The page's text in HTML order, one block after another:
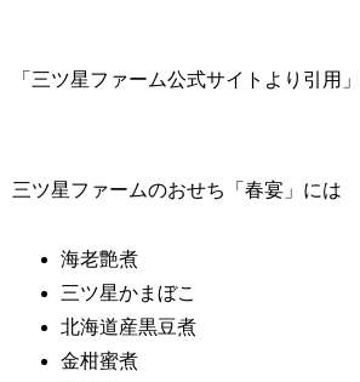
「三ツ星ファーム公式サイトより引用」
三ツ星ファームのおせち「春宴」には
海老艶煮
三ツ星かまぼこ
北海道産黒豆煮
金柑蜜煮